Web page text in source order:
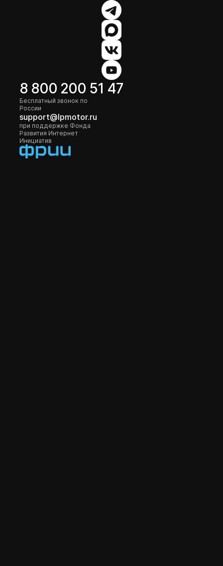
8 800 200 51 47
Бесплатный звонок по
России
support@lpmotor.ru
при поддержке Фонда
Развития Интернет
Инициатив